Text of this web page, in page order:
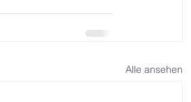
Alle ansehen